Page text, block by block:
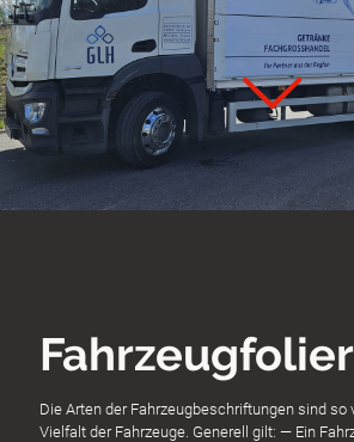
Die Arten der Fahrzeugbeschriftungen sind
Vielfalt der Fahrzeuge. Generell gilt: — Ein